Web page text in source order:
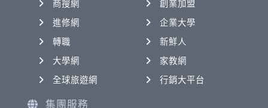
商搜網
創業加盟
進修網
企業大學
轉職
新鮮人
大學網
家教網
全球旅遊網
行銷大平台
集團服務